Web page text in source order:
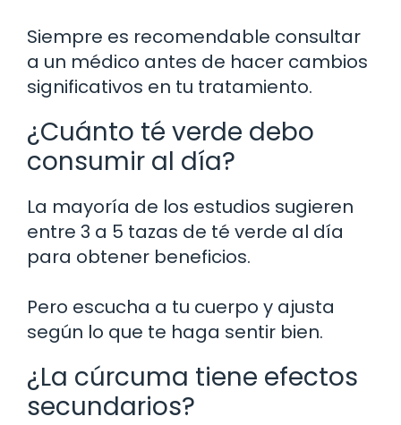
Siempre es recomendable consultar
a un médico antes de hacer cambios
significativos en tu tratamiento.
¿Cuánto té verde debo
consumir al día?
La mayoría de los estudios sugieren
entre 3 a 5 tazas de té verde al día
para obtener beneficios.
Pero escucha a tu cuerpo y ajusta
según lo que te haga sentir bien.
¿La cúrcuma tiene efectos
secundarios?